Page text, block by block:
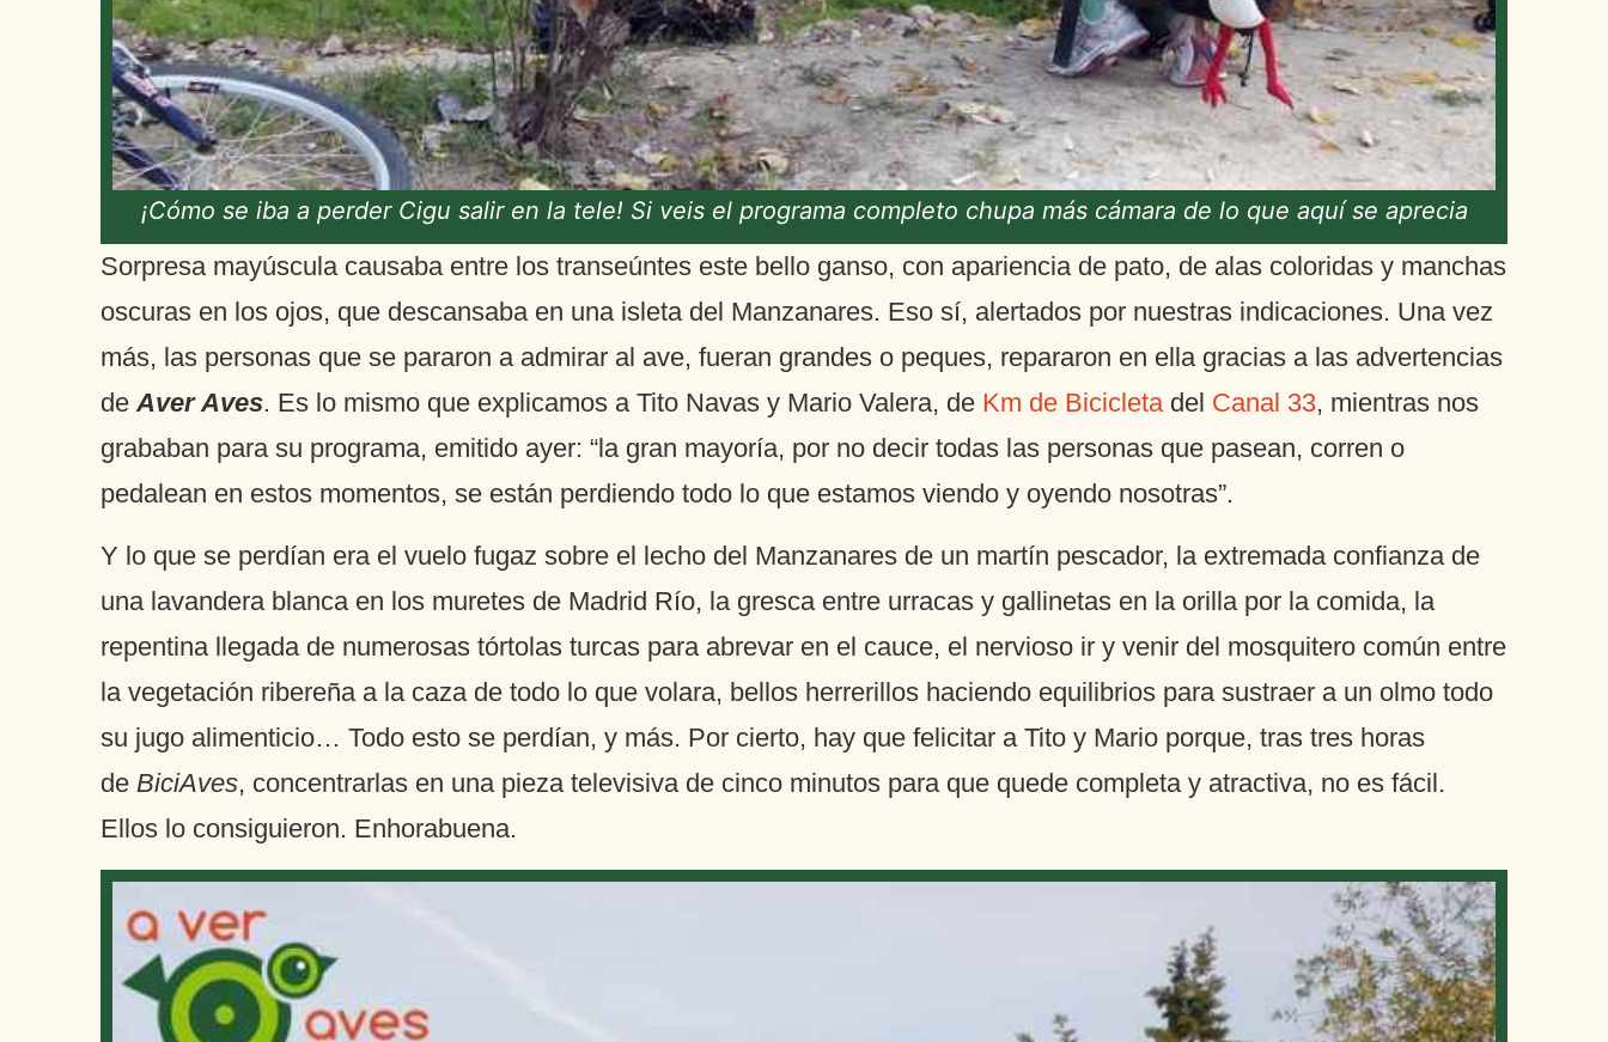
¡Cómo se iba a perder Cigu salir en la tele! Si veis el programa completo chupa más cámara de lo que aquí se aprecia
Sorpresa mayúscula causaba entre los transeúntes este bello ganso, con apariencia de pato, de alas coloridas y manchas
oscuras en los ojos, que descansaba en una isleta del Manzanares. Eso sí, alertados por nuestras indicaciones. Una vez
más, las personas que se pararon a admirar al ave, fueran grandes o peques, repararon en ella gracias a las advertencias
de Aver Aves. Es lo mismo que explicamos a Tito Navas y Mario Valera, de Km de Bicicleta del Canal 33, mientras nos
grababan para su programa, emitido ayer: “la gran mayoría, por no decir todas las personas que pasean, corren o
pedalean en estos momentos, se están perdiendo todo lo que estamos viendo y oyendo nosotras”.
Y lo que se perdían era el vuelo fugaz sobre el lecho del Manzanares de un martín pescador, la extremada confianza de
una lavandera blanca en los muretes de Madrid Río, la gresca entre urracas y gallinetas en la orilla por la comida, la
repentina llegada de numerosas tórtolas turcas para abrevar en el cauce, el nervioso ir y venir del mosquitero común entre
la vegetación ribereña a la caza de todo lo que volara, bellos herrerillos haciendo equilibrios para sustraer a un olmo todo
su jugo alimenticio… Todo esto se perdían, y más. Por cierto, hay que felicitar a Tito y Mario porque, tras tres horas
de BiciAves, concentrarlas en una pieza televisiva de cinco minutos para que quede completa y atractiva, no es fácil.
Ellos lo consiguieron. Enhorabuena.